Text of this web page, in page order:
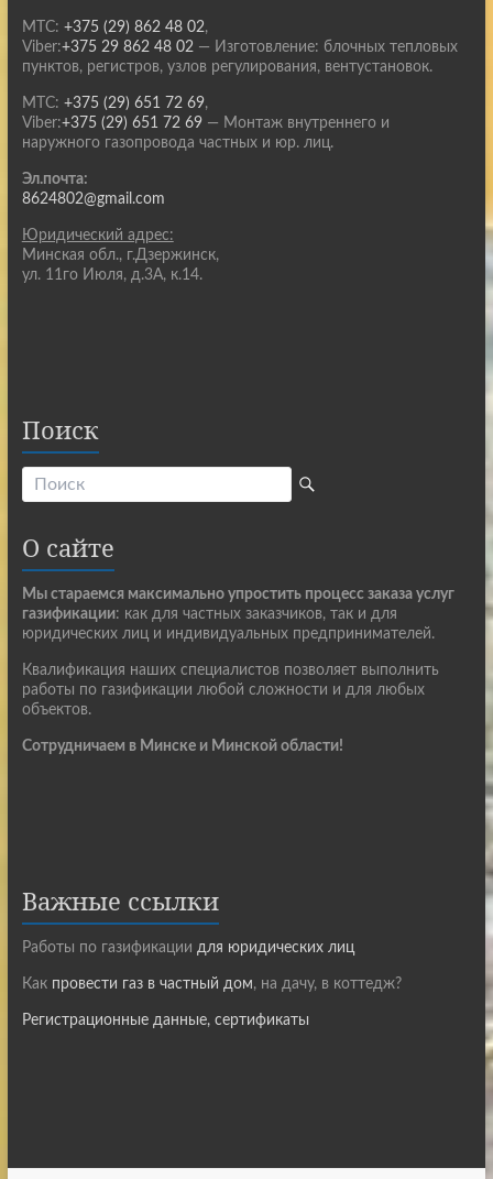
МТС: +375 (29) 862 48 02,
Viber:+375 29 862 48 02— Изготовление: блочных тепловых
пунктов, регистров, узлов регулирования, вентустановок.
МТС: +375 (29) 651 72 69,
Viber:+375 (29) 651 72 69— Монтаж внутреннего и
наружного газопровода частных и юр. лиц.
Эл.почта:
8624802@gmail.com
Юридический адрес:
Минская обл., г.Дзержинск,
ул. 11го Июля, д.3А, к.14.
Поиск
О сайте
Мы стараемся максимально упростить процесс заказа услуг
газификации: как для частных заказчиков, так и для
юридических лиц и индивидуальных предпринимателей.
Квалификация наших специалистов позволяет выполнить
работы по газификации любой сложности и для любых
объектов.
Сотрудничаем в Минске и Минской области!
Важные ссылки
Работы по газификации для юридических лиц
Как провести газ в частный дом, на дачу, в коттедж?
Регистрационные данные, сертификаты